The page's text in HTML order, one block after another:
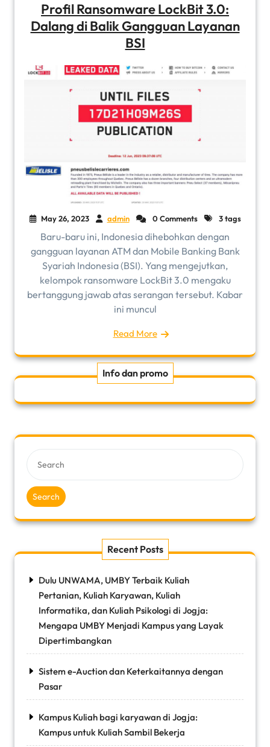
Profil Ransomware LockBit 3.0:
Dalang di Balik Gangguan Layanan
BSI
May 26, 2023 admin 0 Comments 3 tags
Baru-baru ini, Indonesia dihebohkan dengan
gangguan layanan ATM dan Mobile Banking Bank
Syariah Indonesia (BSI). Yang mengejutkan,
kelompok ransomware LockBit 3.0 mengaku
bertanggung jawab atas serangan tersebut. Kabar
ini muncul
Read More
Info dan promo
Search
Recent Posts
Dulu UNWAMA, UMBY Terbaik Kuliah
Pertanian, Kuliah Karyawan, Kuliah
Informatika, dan Kuliah Psikologi di Jogja:
Mengapa UMBY Menjadi Kampus yang Layak
Dipertimbangkan
Sistem e-Auction dan Keterkaitannya dengan
Pasar
Kampus Kuliah bagi karyawan di Jogja:
Kampus untuk Kuliah Sambil Bekerja